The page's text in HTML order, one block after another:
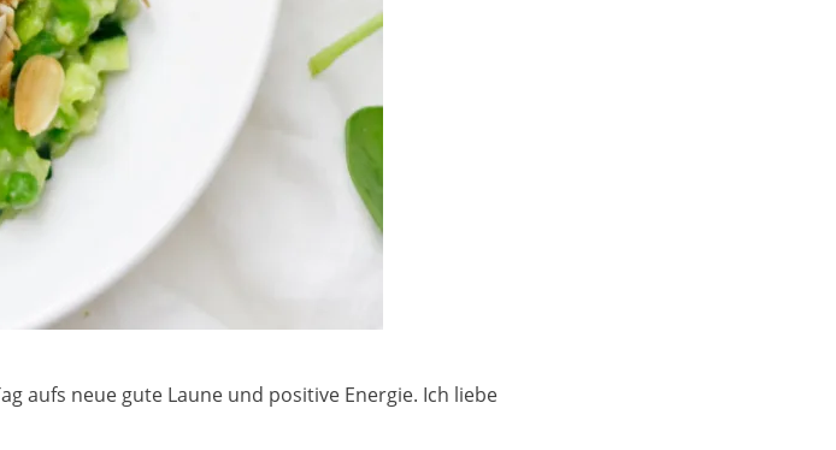
aufs neue gute Laune und positive Energie. Ich liebe